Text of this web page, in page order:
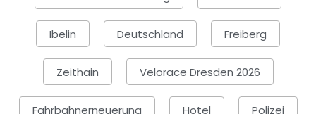
Ibelin Deutschland Freiberg
Zeithain Velorace Dresden 2026
Fahrbahnerneuerung Hotel Polizei